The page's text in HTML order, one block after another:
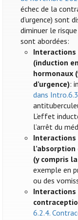
échec de la
d’urgence) sont
diminuer le
sont abordées:
(induction
hormonaux
d’urgence):
dans
L’effet
l’arrêt du
Interactions
(y compris
exemple en
ou des
6.2.4.